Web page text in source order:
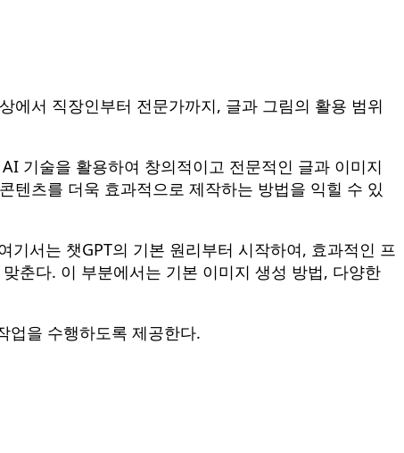
에서 직장인부터 전문가까지, 글과 그림의 활용 범위
기술을 활용하여 창의적이고 전문적인 글과 이미지
텐츠를 더욱 효과적으로 제작하는 방법을 익힐 수 있
서는 챗GPT의 기본 원리부터 시작하여, 효과적인 프
춘다. 이 부분에서는 기본 이미지 생성 방법, 다양한
업을 수행하도록 제공한다.